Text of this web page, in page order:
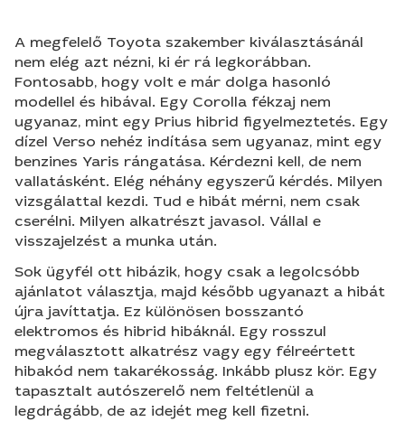
A megfelelő Toyota szakember kiválasztásánál
nem elég azt nézni, ki ér rá legkorábban.
Fontosabb, hogy volt e már dolga hasonló
modellel és hibával. Egy Corolla fékzaj nem
ugyanaz, mint egy Prius hibrid figyelmeztetés. Egy
dízel Verso nehéz indítása sem ugyanaz, mint egy
benzines Yaris rángatása. Kérdezni kell, de nem
vallatásként. Elég néhány egyszerű kérdés. Milyen
vizsgálattal kezdi. Tud e hibát mérni, nem csak
cserélni. Milyen alkatrészt javasol. Vállal e
visszajelzést a munka után.
Sok ügyfél ott hibázik, hogy csak a legolcsóbb
ajánlatot választja, majd később ugyanazt a hibát
újra javíttatja. Ez különösen bosszantó
elektromos és hibrid hibáknál. Egy rosszul
megválasztott alkatrész vagy egy félreértett
hibakód nem takarékosság. Inkább plusz kör. Egy
tapasztalt autószerelő nem feltétlenül a
legdrágább, de az idejét meg kell fizetni.